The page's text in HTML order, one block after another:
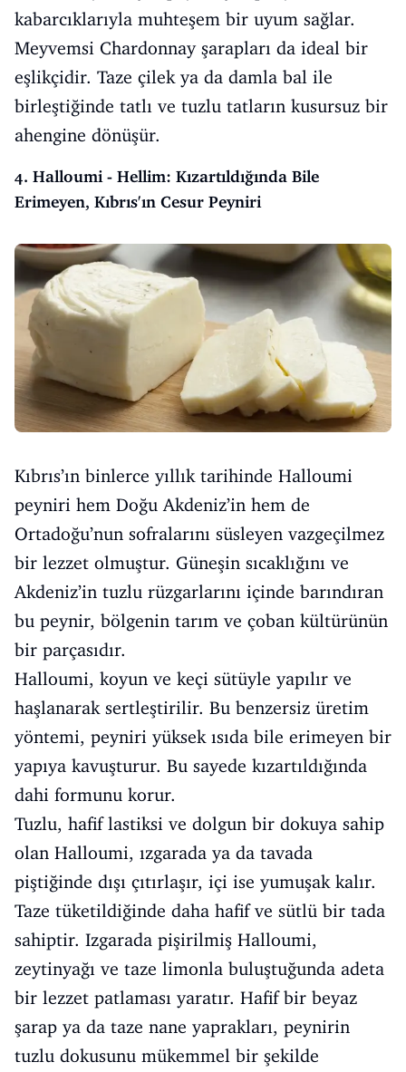
kabarcıklarıyla muhteşem bir uyum sağlar.
Meyvemsi Chardonnay şarapları da ideal bir
eşlikçidir. Taze çilek ya da damla bal ile
birleştiğinde tatlı ve tuzlu tatların kusursuz bir
ahengine dönüşür.
4. Halloumi - Hellim: Kızartıldığında Bile
Erimeyen, Kıbrıs'ın Cesur Peyniri
Kıbrıs’ın binlerce yıllık tarihinde Halloumi
peyniri hem Doğu Akdeniz’in hem de
Ortadoğu’nun sofralarını süsleyen vazgeçilmez
bir lezzet olmuştur. Güneşin sıcaklığını ve
Akdeniz’in tuzlu rüzgarlarını içinde barındıran
bu peynir, bölgenin tarım ve çoban kültürünün
bir parçasıdır.
Halloumi, koyun ve keçi sütüyle yapılır ve
haşlanarak sertleştirilir. Bu benzersiz üretim
yöntemi, peyniri yüksek ısıda bile erimeyen bir
yapıya kavuşturur. Bu sayede kızartıldığında
dahi formunu korur.
Tuzlu, hafif lastiksi ve dolgun bir dokuya sahip
olan Halloumi, ızgarada ya da tavada
piştiğinde dışı çıtırlaşır, içi ise yumuşak kalır.
Taze tüketildiğinde daha hafif ve sütlü bir tada
sahiptir. Izgarada pişirilmiş Halloumi,
zeytinyağı ve taze limonla buluştuğunda adeta
bir lezzet patlaması yaratır. Hafif bir beyaz
şarap ya da taze nane yaprakları, peynirin
tuzlu dokusunu mükemmel bir şekilde